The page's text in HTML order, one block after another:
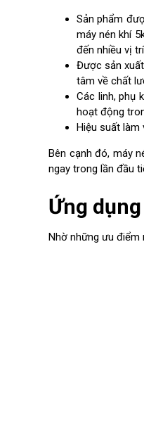
Sản phẩm
máy nén khí
đến nhiều vị
Được sản
tâm về chất
Các linh, phụ
hoạt động
Hiệu suất làm
Bên cạnh đó, máy
ngay trong lần đầu
Ứng
Nhờ những ưu điểm